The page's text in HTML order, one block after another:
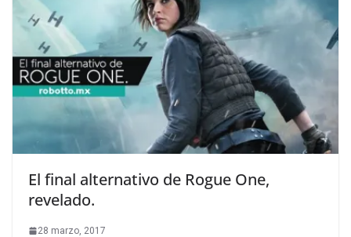
El final alternativo de Rogue One,
revelado.
28 marzo, 2017